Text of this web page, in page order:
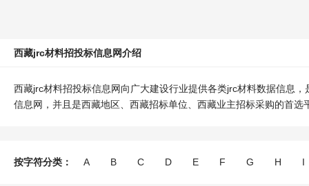
西藏jrc材料招投标信息网介绍
西藏jrc材料招投标信息网向广大建设行业提供各类jrc材料数据信息
信息网，并且是西藏地区、西藏招标单位、西藏业主招标采购的首
按字符分类： A B C D E F G H I